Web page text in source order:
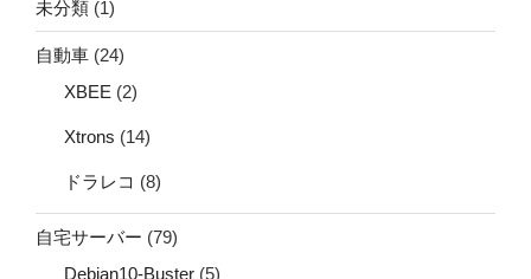
未分類 (1)
自動車 (24)
XBEE (2)
Xtrons (14)
ドラレコ (8)
自宅サーバー (79)
Debian10-Buster (5)